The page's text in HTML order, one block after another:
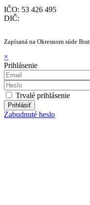
IČO: 53 426 495
DIČ:
Zapísaná na Okresnom súde
×
Prihlásenie
Trvalé prihlásenie
Prihlásiť
Zabudnuté heslo